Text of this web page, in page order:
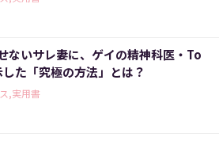
ないサレ妻に、ゲイの精神科医・To
た「究極の方法」とは？
,実用書